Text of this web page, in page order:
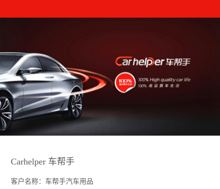
Carhelper 车帮手
客户名称：车帮手汽车用品